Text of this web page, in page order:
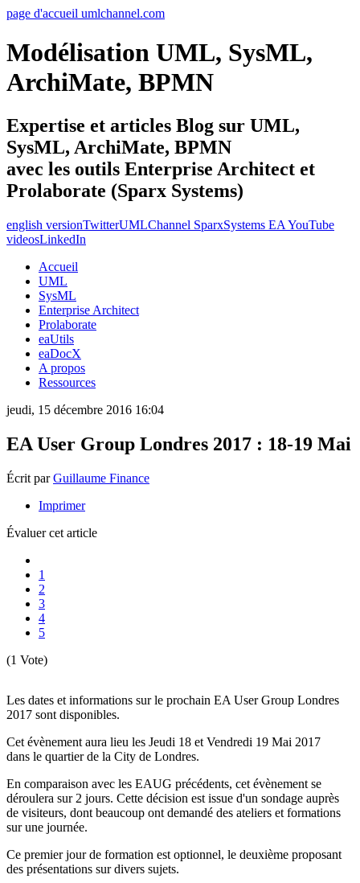
page d'accueil umlchannel.com
Modélisation UML, SysML,
ArchiMate, BPMN
Expertise et articles Blog sur UML,
SysML, ArchiMate, BPMN
avec les outils Enterprise Architect et
Prolaborate (Sparx Systems)
english versionTwitterUMLChannel SparxSystems EA YouTube
videosLinkedIn
Accueil
UML
SysML
Enterprise Architect
Prolaborate
eaUtils
eaDocX
A propos
Ressources
jeudi, 15 décembre 2016 16:04
EA User Group Londres 2017 : 18-19 Mai
Écrit parGuillaume Finance
Imprimer
Évaluer cet article
1
2
3
4
5
(1 Vote)
Les dates et informations sur le prochain EA User Group Londres
2017 sont disponibles.
Cet évènement aura lieu les Jeudi 18 et Vendredi 19 Mai 2017
dans le quartier de la City de Londres.
En comparaison avec les EAUG précédents, cet évènement se
déroulera sur 2 jours. Cette décision est issue d'un sondage auprès
de visiteurs, dont beaucoup ont demandé des ateliers et formations
sur une journée.
Ce premier jour de formation est optionnel, le deuxième proposant
des présentations sur divers sujets.